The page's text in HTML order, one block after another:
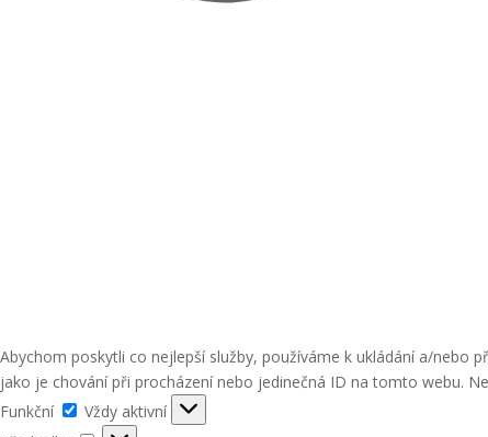
Abychom poskytli co nejlepší služby, používáme k ukládání a/
jako je chování při procházení nebo jedinečná ID na tomto webu.
Funkční
Funkční
Vždy aktivní